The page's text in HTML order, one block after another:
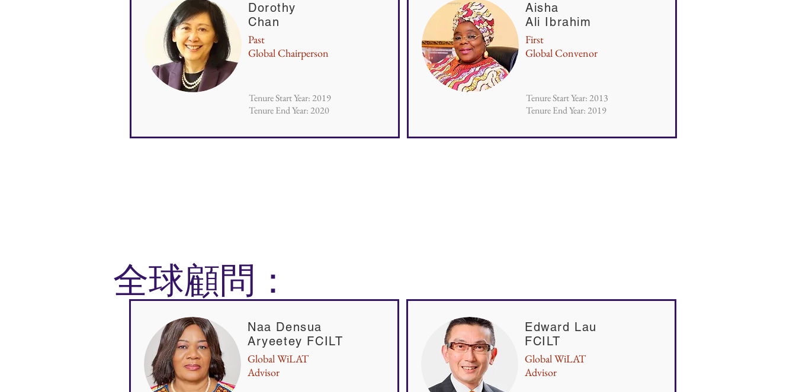
Dorothy
Chan
Past
Global Chairperson
Tenure Start Year: 2019
Tenure End Year: 2020
Aisha
Ali Ibrahim
First
Global Convenor
Tenure Start Year: 2013
Tenure End Year: 2019
全球顧問：
Naa Densua
Aryeetey FCILT
Global WiLAT
Advisor
Edward Lau
FCILT
Global WiLAT
Advisor